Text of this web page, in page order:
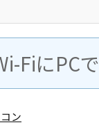
FiにPC
ン